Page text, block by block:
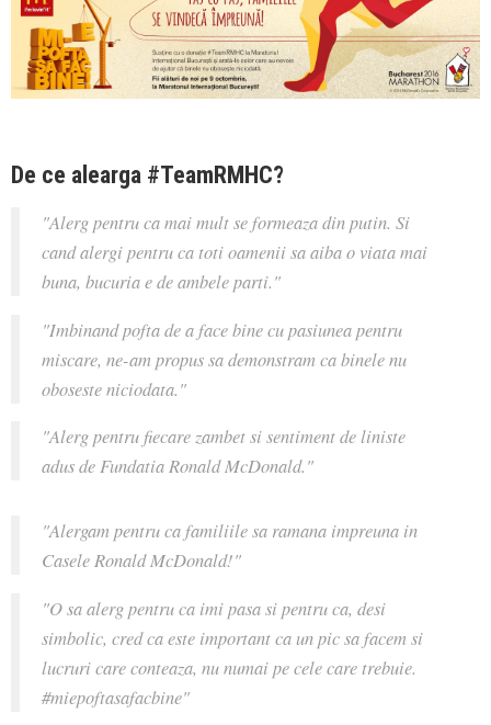
De ce alearga #TeamRMHC?
"Alerg pentru ca mai mult se formeaza din putin. Si
cand alergi pentru ca toti oamenii sa aiba o viata mai
buna, bucuria e de ambele parti."
"Imbinand pofta de a face bine cu pasiunea pentru
miscare, ne-am propus sa demonstram ca binele nu
oboseste niciodata."
"Alerg pentru fiecare zambet si sentiment de liniste
adus de Fundatia Ronald McDonald."
"Alergam pentru ca familiile sa ramana impreuna in
Casele Ronald McDonald!"
"O sa alerg pentru ca imi pasa si pentru ca, desi
simbolic, cred ca este important ca un pic sa facem si
lucruri care conteaza, nu numai pe cele care trebuie.
#miepoftasafacbine"